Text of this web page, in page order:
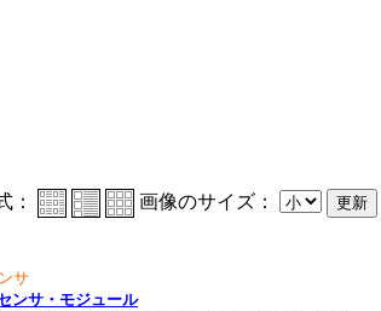
： 画像のサイズ：
サ
ンサ・モジュール